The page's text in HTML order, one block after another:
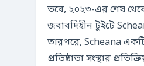
তবে, ২০২৩-এর শেষ
জবাবদিহীন টুইটে
তারপরে, Scheana
প্রতিষ্ঠাতা সংস্থার